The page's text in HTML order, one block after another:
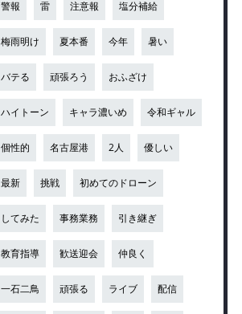
警報 雷 注意報 塩分補給
梅雨明け 夏本番 今年 暑い
バテる 頑張ろう おふざけ
ハイトーン キャラ濃いめ 令和ギャル
個性的 名古屋港 2人 優しい
最新 挑戦 初めてのドローン
してみた 事務業務 引き継ぎ
教育指導 歓送迎会 仲良く
一石二鳥 頑張る ライブ 配信